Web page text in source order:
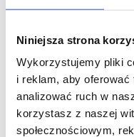
Niniejsza strona
Wykorzystujemy pliki
i reklam, aby oferować
analizować ruch w
korzystasz z naszej
społecznościowym,
granulki
doustne,
60